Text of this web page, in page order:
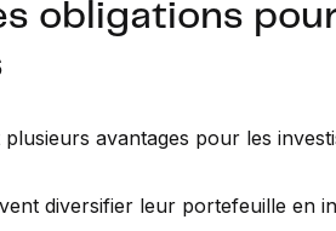
obligations
avantages pour les
diversifier leur portefeuille en